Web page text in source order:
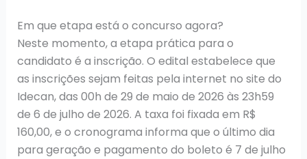
Em que etapa está o concurso agora?
Neste momento, a etapa prática para o
candidato é a inscrição. O edital estabelece que
as inscrições sejam feitas pela internet no site do
Idecan, das 00h de 29 de maio de 2026 às 23h59
de 6 de julho de 2026. A taxa foi fixada em R$
160,00, e o cronograma informa que o último dia
para geração e pagamento do boleto é 7 de julho